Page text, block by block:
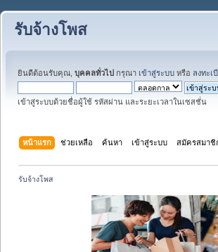
รับจ้างโพส
ยินดีต้อนรับคุณ, บุคคลทั่วไป กรุณา เข้าสู่ระบบ หรือ ลงทะเ
เข้าสู่ระบบด้วยชื่อผู้ใช้ รหัสผ่าน และระยะเวลาในเซสชั่น
หน้าแรก ช่วยเหลือ ค้นหา เข้าสู่ระบบ สมัครสมาชิ
รับจ้างโพส